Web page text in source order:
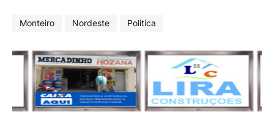
Monteiro Nordeste Politica